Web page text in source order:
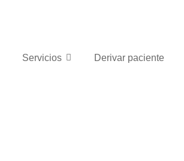
Servicios Derivar paciente